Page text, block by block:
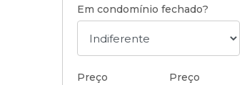
Em condomínio fechado?
Preço
Preço